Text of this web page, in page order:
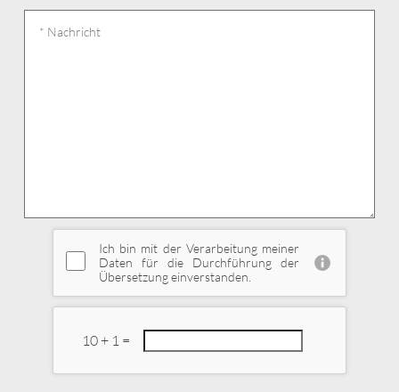
Ich bin mit der Verarbeitung meiner
Daten für die Durchführung der
Übersetzung einverstanden.
10 + 1 =